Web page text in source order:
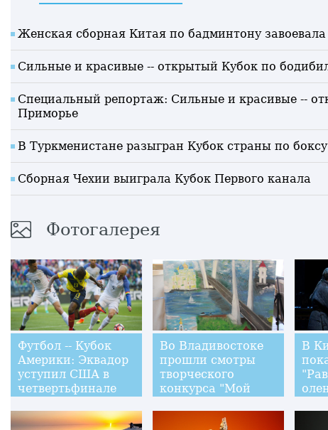
Женская сборная Китая по бадминтону
Сильные и красивые -- открытый Кубок по
Специальный репортаж: Сильные и красивые --
Приморье
В Туркменистане разыгран Кубок страны по боксу
Сборная Чехии выиграла Кубок Первого канала
Фотогалерея
Футбол -- Кубок
Америки: Эквадор
уступил США в
четвертьфинале
Во Владивостоке
прошли смотры
творческого
конкурса "Мой
В